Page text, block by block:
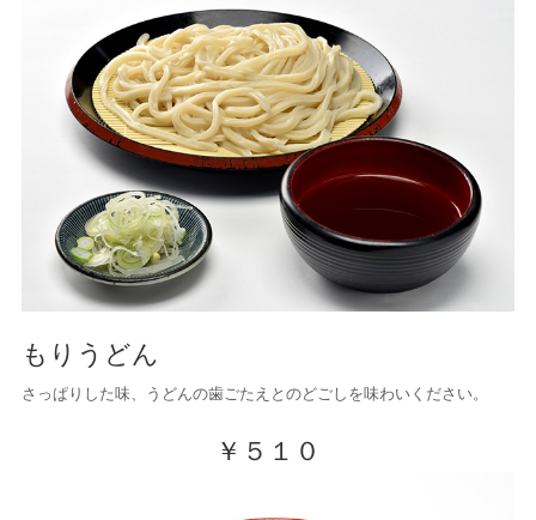
もりうどん
さっぱりした味、うどんの歯ごたえとのどごしを味わいください。
￥５１０